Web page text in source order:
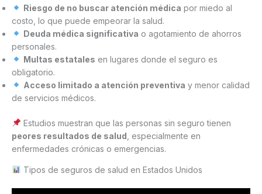
Riesgo de no buscar atención médica por miedo al
costo, lo que puede empeorar la salud.
Deuda médica significativa o agotamiento de ahorros
personales.
Multas estatales en lugares donde el seguro es
obligatorio.
Acceso limitado a atención preventiva y menor calidad
de servicios médicos.
Estudios muestran que las personas sin seguro tienen
peores resultados de salud , especialmente en
enfermedades crónicas o emergencias.
Tipos de seguros de salud en Estados Unidos